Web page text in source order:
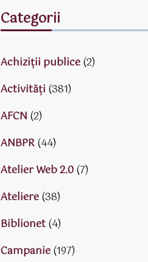
Categorii
Achiziții publice(2)
Activităţi (381)
AFCN (2)
ANBPR(44)
Atelier Web 2.0(7)
Ateliere(38)
Biblionet(4)
Campanie(197)